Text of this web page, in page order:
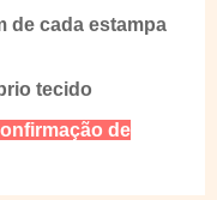
de cada estampa
tecido
de